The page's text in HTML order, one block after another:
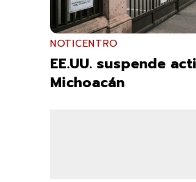
NOTICENTRO
EE.UU. suspende
Michoacán